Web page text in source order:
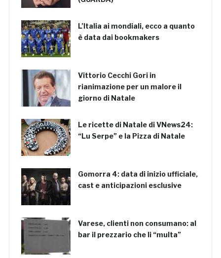
L’Italia ai mondiali, ecco a quanto
è data dai bookmakers
Vittorio Cecchi Gori in
rianimazione per un malore il
giorno di Natale
Le ricette di Natale di VNews24:
“Lu Serpe” e la Pizza di Natale
Gomorra 4: data di inizio ufficiale,
cast e anticipazioni esclusive
Varese, clienti non consumano: al
bar il prezzario che li “multa”